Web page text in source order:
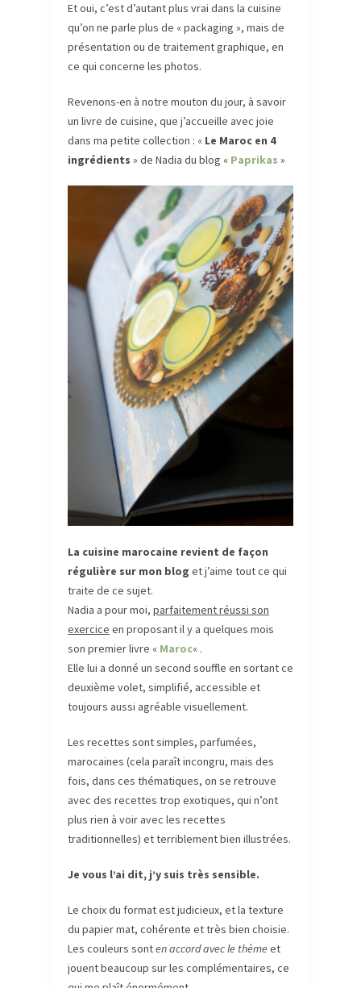
Et oui, c’est d’autant plus vrai dans la cuisine
qu’on ne parle plus de « packaging », mais de
présentation ou de traitement graphique, en
ce qui concerne les photos.
Revenons-en à notre mouton du jour, à savoir
un livre de cuisine, que j’accueille avec joie
dans ma petite collection : « Le Maroc en 4
ingrédients » de Nadia du blog « Paprikas »
La cuisine marocaine revient de façon
régulière sur mon blog et j’aime tout ce qui
traite de ce sujet.
Nadia a pour moi, parfaitement réussi son
exercice en proposant il y a quelques mois
son premier livre « Maroc« .
Elle lui a donné un second souffle en sortant ce
deuxième volet, simplifié, accessible et
toujours aussi agréable visuellement.
Les recettes sont simples, parfumées,
marocaines (cela paraît incongru, mais des
fois, dans ces thématiques, on se retrouve
avec des recettes trop exotiques, qui n’ont
plus rien à voir avec les recettes
traditionnelles) et terriblement bien illustrées.
Je vous l’ai dit, j’y suis très sensible.
Le choix du format est judicieux, et la texture
du papier mat, cohérente et très bien choisie.
Les couleurs sonten accord avec le thèmeet
jouent beaucoup sur les complémentaires, ce